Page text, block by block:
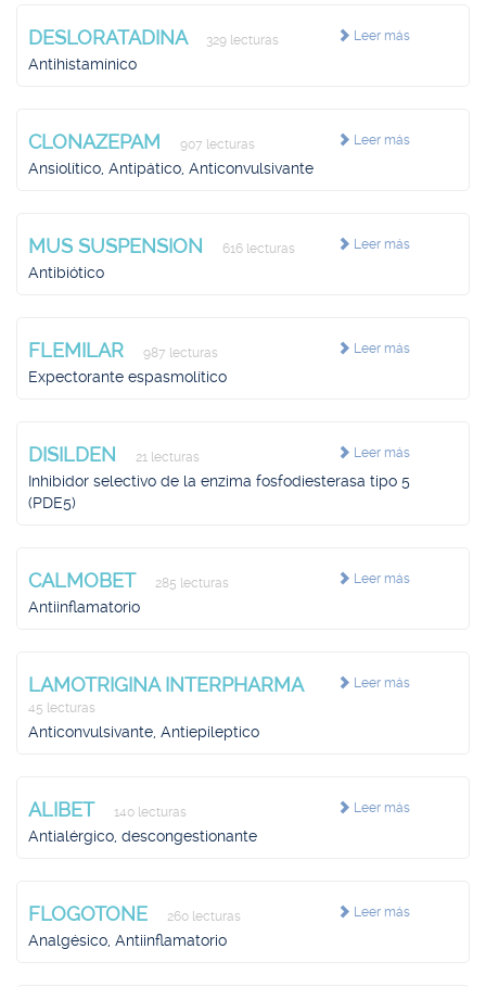
Leer más
DESLORATADINA 329 lecturas
Antihistamínico
Leer más
CLONAZEPAM 907 lecturas
Ansiolítico, Antipático, Anticonvulsivante
Leer más
MUS SUSPENSION 616 lecturas
Antibiótico
Leer más
FLEMILAR 987 lecturas
Expectorante espasmolítico
Leer más
DISILDEN 21 lecturas
Inhibidor selectivo de la enzima fosfodiesterasa tipo 5
(PDE5)
Leer más
CALMOBET 285 lecturas
Antiinflamatorio
Leer más
LAMOTRIGINA INTERPHARMA
45 lecturas
Anticonvulsivante, Antiepileptico
Leer más
ALIBET 140 lecturas
Antialérgico, descongestionante
Leer más
FLOGOTONE 260 lecturas
Analgésico, Antiinflamatorio